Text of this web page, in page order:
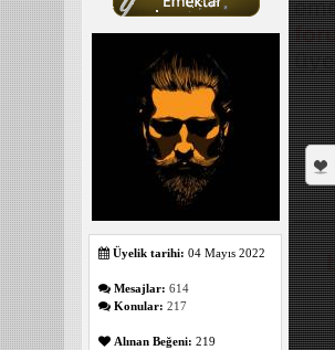
Üyelik tarihi: 04 Mayıs 2022
Mesajlar: 614
Konular: 217
Alınan Beğeni: 219